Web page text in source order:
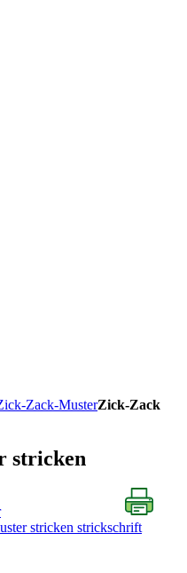
Zack-MusterZick-Zack
stricken
stricken strickschrift